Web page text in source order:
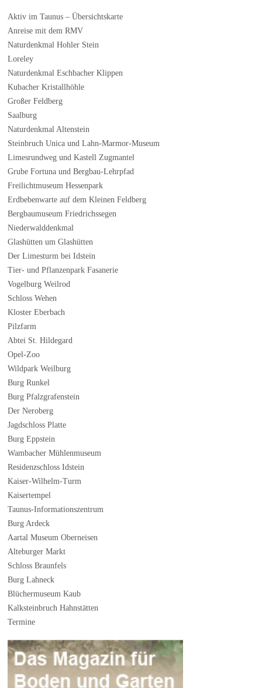
Aktiv im Taunus – Übersichtskarte
Anreise mit dem RMV
Naturdenkmal Hohler Stein
Loreley
Naturdenkmal Eschbacher Klippen
Kubacher Kristallhöhle
Großer Feldberg
Saalburg
Naturdenkmal Altenstein
Steinbruch Unica und Lahn-Marmor-Museum
Limesrundweg und Kastell Zugmantel
Grube Fortuna und Bergbau-Lehrpfad
Freilichtmuseum Hessenpark
Erdbebenwarte auf dem Kleinen Feldberg
Bergbaumuseum Friedrichssegen
Niederwalddenkmal
Glashütten um Glashütten
Der Limesturm bei Idstein
Tier- und Pflanzenpark Fasanerie
Vogelburg Weilrod
Schloss Wehen
Kloster Eberbach
Pilzfarm
Abtei St. Hildegard
Opel-Zoo
Wildpark Weilburg
Burg Runkel
Burg Pfalzgrafenstein
Der Neroberg
Jagdschloss Platte
Burg Eppstein
Wambacher Mühlenmuseum
Residenzschloss Idstein
Kaiser-Wilhelm-Turm
Kaisertempel
Taunus-Informationszentrum
Burg Ardeck
Aartal Museum Oberneisen
Alteburger Markt
Schloss Braunfels
Burg Lahneck
Blüchermuseum Kaub
Kalksteinbruch Hahnstätten
Termine